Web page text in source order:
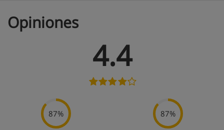
Opiniones
4.4
87% 87%